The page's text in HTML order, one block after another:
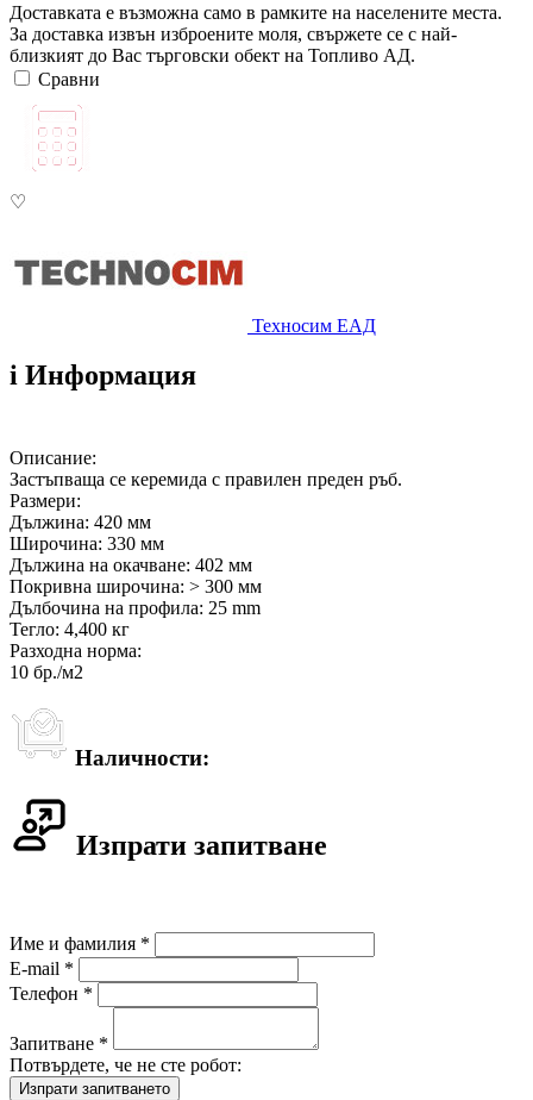
Доставката е възможна само в рамките на населените места.
За доставка извън изброените моля, свържете се с най-
близкият до Вас търговски обект на Топливо АД.
Сравни
♡
Техносим ЕАД
i Информация
Описание:
Застъпваща се керемида с правилен преден ръб.
Размери:
Дължина: 420 мм
Широчина: 330 мм
Дължина на окачване: 402 мм
Покривна широчина: > 300 мм
Дълбочина на профила: 25 mm
Тегло: 4,400 кг
Разходна норма:
10 бр./м2
Наличности:
Изпрати запитване
Име и фамилия *
E-mail *
Телефон *
Запитване *
Потвърдете, че не сте робот: